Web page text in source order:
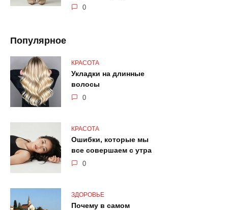
0
Популярное
КРАСОТА
Укладки на длинные
волосы
0
КРАСОТА
Ошибки, которые мы
все совершаем с утра
0
ЗДОРОВЬЕ
Почему в самом